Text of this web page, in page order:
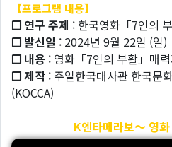
【프로그램 내용】
❐ 연구 주제 : 한국영화「7인의 부
❐ 발신일 : 2024년 9월 22일 (일)
❐ 내용 : 영화「7인의 부활」매
❐ 제작 : 주일한국대사관 한국문
(KOCCA)
K엔타메라보～ 영화